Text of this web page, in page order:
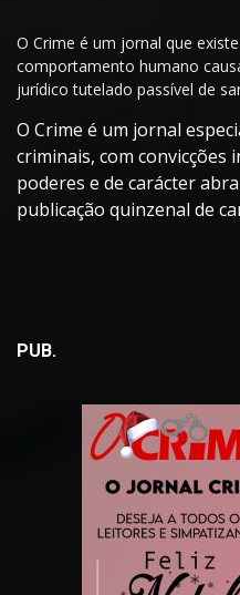
O Crime é um jornal que
comportamento humano
jurídico tutelado passível de
O Crime é um jornal
criminais, com convicções
poderes e de carácter
publicação quinzenal de
PUB.